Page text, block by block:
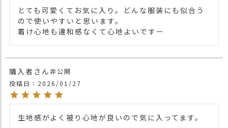
とても可愛くてお気に入り。どんな服装にも似合う
ので使いやすいと思います。
着け心地も違和感なくて心地よいですー
購入者
非公開
投稿日
2026/01/27
生地感がよく被り心地が良いので気に入ってます。